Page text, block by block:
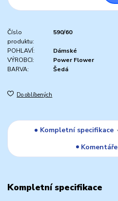
Číslo
produktu:
590/60
POHLAVÍ:
Dámské
VÝROBCI:
Power Flower
BARVA:
Šedá
Do oblíbených
Kompletní specifikace
Komentáře
Kompletní specifikace